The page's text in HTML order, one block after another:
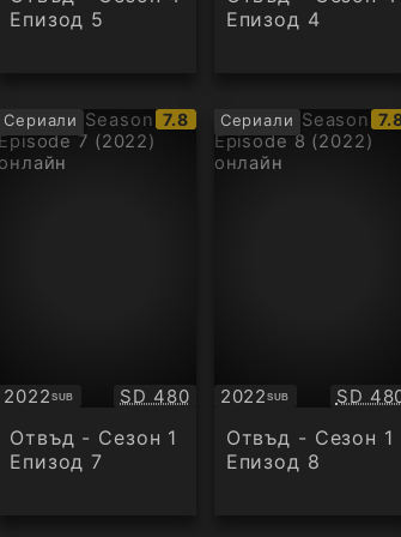
Епизод 5
Епизод 4
Сериали
IMDb
рейтинг:
7.8
2022SUB
Субтитри Качество:
SD 480
Отвъд - Сезон 1
Епизод 7
Сериали
2022SUB
Субтитри SD
Отвъд - Сезон 1
Епизод 8